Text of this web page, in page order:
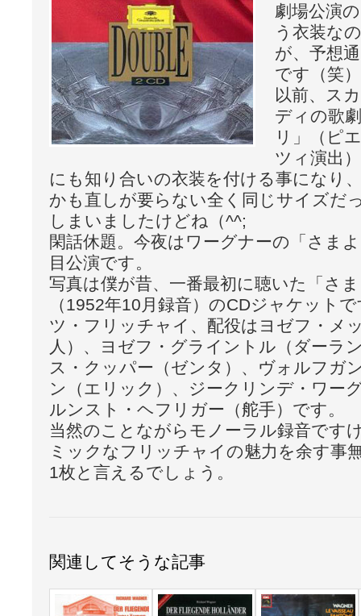
劇場公演
う衣装な
が、予想
です（笑
以前、ス
ディの歌
リ」（ピ
ツィ演出
にも知り合いの衣装を付ける事になり
かも直しが要らない全く同じサイズだ
しまいましたけどね（^^;
閑話休題。今夜はワーグナーの「さま
目公演です。
写真は僕が昔、一番最初に聴いた「さ
（1952年10月録音）のCDジャケット
ツ・フリッチャイ、配役はヨゼフ・メ
人）、ヨゼフ・グライントル（ダーラ
ス・クッパー（ゼンタ）、ヴォルフガ
ン（エリック）、ジークリンデ・ワー
ルンスト・ヘフリガー（舵手）です。
当然のことながらモノーラル録音です
ミックなフリッチャイの魅力を余す事
1枚と言えるでしょう。
関連してそうな記事